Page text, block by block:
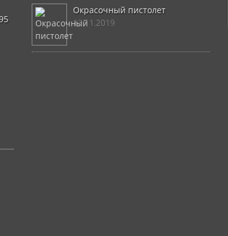
Окрасочный пистолет
13.11.2019